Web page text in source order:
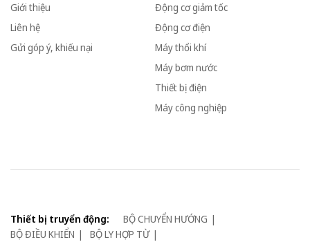
Giới thiệu
Liên hệ
Gửi góp ý, khiếu nại
Động cơ giảm tốc
Động cơ điện
Máy thổi khí
Máy bơm nước
Thiết bị điện
Máy công nghiệp
Thiết bị truyển động:
BỘ CHUYỂN HƯỚNG
BỘ ĐIỀU KHIỂN
BỘ LY HỢP TỪ